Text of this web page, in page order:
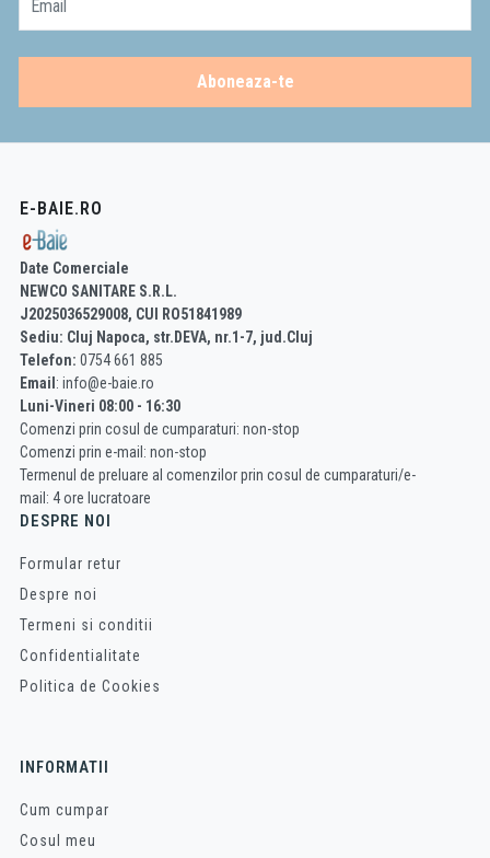
Email
Aboneaza-te
E-BAIE.RO
Date Comerciale
NEWCO SANITARE S.R.L.
J2025036529008, CUI RO51841989
Sediu: Cluj Napoca, str.DEVA, nr.1-7, jud.Cluj
Telefon: 0754 661 885
Email : info@e-baie.ro
Luni-Vineri 08:00 - 16:30
Comenzi prin cosul de cumparaturi: non-stop
Comenzi prin e-mail: non-stop
Termenul de preluare al comenzilor prin cosul de cumparaturi/e-
mail: 4 ore lucratoare
DESPRE NOI
Formular retur
Despre noi
Termeni si conditii
Confidentialitate
Politica de Cookies
INFORMATII
Cum cumpar
Cosul meu